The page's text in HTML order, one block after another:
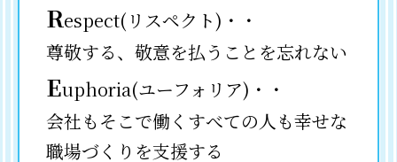
Respect(リスペクト)・・
尊敬する、敬意を払うことを忘れない
Euphoria(ユーフォリア)・・
会社もそこで働くすべての人も幸せな
職場づくりを支援する